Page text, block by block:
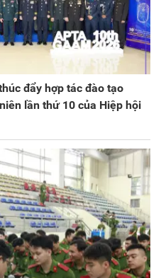
đẩy hợp tác đào tạo
lần thứ 10 của Hiệp hội